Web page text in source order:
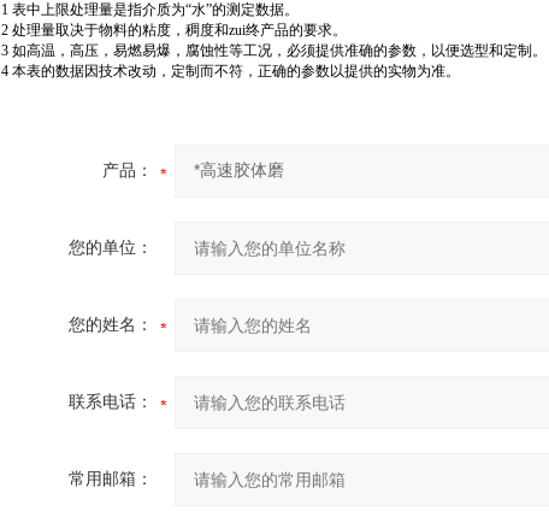
1 表中上限处理量是指介质为“水”的测定数据。
2 处理量取决于物料的粘度，稠度和zui终产品的要求。
3 如高温，高压，易燃易爆，腐蚀性等工况，必须提供准确的参数，以便选型和定制。
4 本表的数据因技术改动，定制而不符，正确的参数以提供的实物为准。
产品：
您的单位：
您的姓名：
联系电话：
常用邮箱：